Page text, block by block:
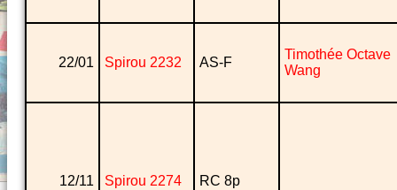
22/01 Spirou 2232 AS-F
Timothée Octave
Wang
12/11 Spirou 2274 RC 8p